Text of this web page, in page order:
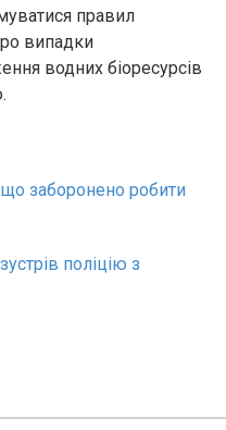
правил
випадки
водних біоресурсів
заборонено робити
поліцію з